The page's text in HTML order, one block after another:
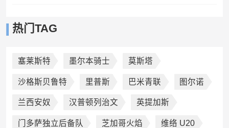
热门TAG
塞莱斯特 墨尔本骑士 莫斯塔
沙格斯贝鲁特 里普斯 巴米青联 图尔诺
兰西安奴 汉普顿列治文 英提加斯
门多萨独立后备队 芝加哥火焰 维络 U20